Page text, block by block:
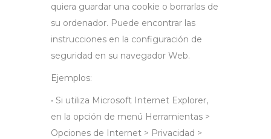
quiera guardar una cookie o borrarlas de
su ordenador. Puede encontrar las
instrucciones en la configuración de
seguridad en su navegador Web.
Ejemplos:
• Si utiliza Microsoft Internet Explorer,
en la opción de menú Herramientas >
Opciones de Internet > Privacidad >